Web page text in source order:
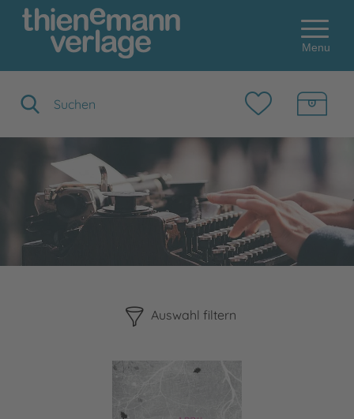
Menu
Auswahl filtern